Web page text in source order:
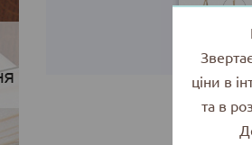
ціни в
та в